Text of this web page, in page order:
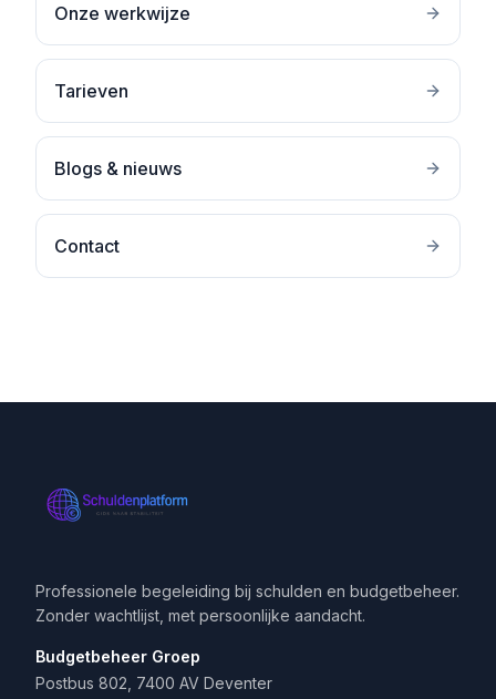
Onze werkwijze
Tarieven
Blogs & nieuws
Contact
Professionele begeleiding bij schulden en budgetbeheer.
Zonder wachtlijst, met persoonlijke aandacht.
Budgetbeheer Groep
Postbus 802, 7400 AV Deventer